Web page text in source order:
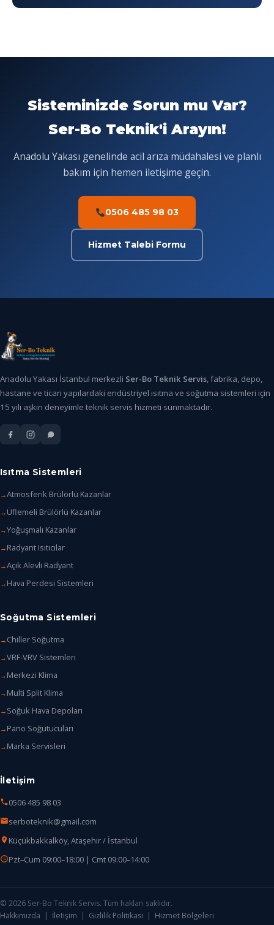
Sisteminizde Sorun mu Var?
Ser-Bo Teknik'i Arayın!
Anadolu Yakası genelinde acil arıza müdahalesi ve planlı
bakım için hemen iletişime geçin.
0506 485 98 03
Hizmet Talebi Formu
Anadolu Yakası İstanbul merkezli Ser-Bo Teknik Servis, fabrika, depo,
hastane ve ticari yapılardaki endüstriyel ısıtma ve soğutma sistemleri için
15 yılı aşkın deneyimle teknik servis hizmeti sunmaktadır.
Isıtma Sistemleri
Atmosferik Brülörlü Kazanlar
Üflemeli Brülörlü Kazanlar
Yoğuşmalı Kazanlar
Radyant Isıtıcılar
Açık Alevli Radyant
Hava Perdesi Sistemleri
Soğutma Sistemleri
Chiller Soğutma
VRF-VRV Sistemleri
Merkezi Klima
Multi Split Klima
Soğuk Hava Depoları
Pano Soğutucuları
Marka Servisleri
İletişim
0506 485 98 03
serboteknik@gmail.com
Küçükbakkalköy, Ataşehir / İstanbul
Pzt–Cum 09:00–18:00 | Cmt 09:00–14:00
© 2026 Ser-Bo Teknik Servis. Tüm hakları saklıdır.
Hakkımızda | İletişim | Gizlilik Politikası | Hizmet Bölgeleri